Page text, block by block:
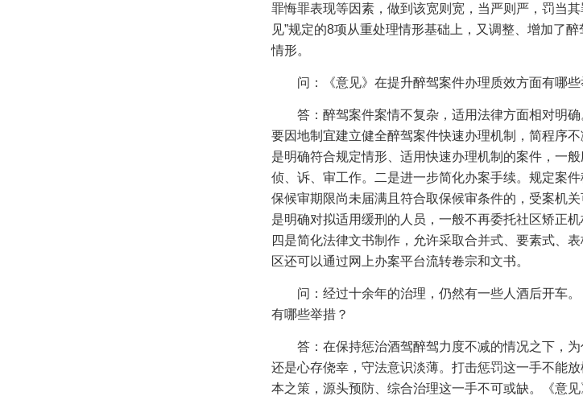
罪悔罪表现等因素，做到该宽则宽，当严则严，罚当
见”规定的8项从重处理情形基础上，又调整、增加了醉
情形。
问：《意见》在提升醉驾案件办理质效方面有哪些
答：醉驾案件案情不复杂，适用法律方面相对明
要因地制宜建立健全醉驾案件快速办理机制，简程序
是明确符合规定情形、适用快速办理机制的案件，一
侦、诉、审工作。二是进一步简化办案手续。规定案
保候审期限尚未届满且符合取保候审条件的，受案机
是明确对拟适用缓刑的人员，一般不再委托社区矫正
四是简化法律文书制作，允许采取合并式、要素式、
区还可以通过网上办案平台流转卷宗和文书。
问：经过十余年的治理，仍然有一些人酒后开车
有哪些举措？
答：在保持惩治酒驾醉驾力度不减的情况之下，
还是心存侥幸，守法意识淡薄。打击惩罚这一手不能
本之策，源头预防、综合治理这一手不可或缺。《意